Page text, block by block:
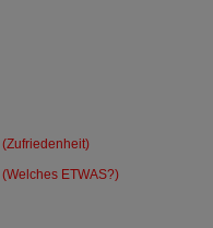
(Zufriedenheit)
(Welches ETWAS?)